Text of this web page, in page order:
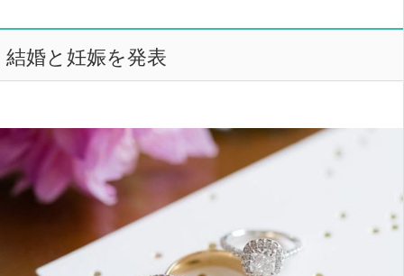
結婚と妊娠を発表